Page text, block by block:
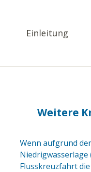
Einleitung
Weitere
Wenn aufgrund
Niedrigwasserlage
Flusskreuzfahrt